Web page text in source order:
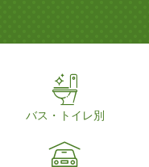
バス・トイレ別